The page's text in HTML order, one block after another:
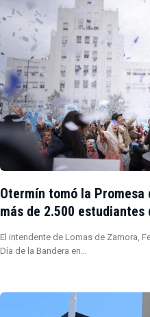
Otermín tomó la Promesa
más de 2.500 estudiantes
El intendente de Lomas de Zamora,
Día de la Bandera en…